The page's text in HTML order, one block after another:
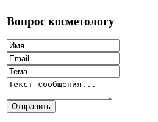
Вопрос косметологу